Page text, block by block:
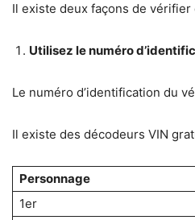
Il existe deux façons de
Utilisez le numéro
Le numéro d’identification du
Il existe des décodeurs VIN
Personnage
1er